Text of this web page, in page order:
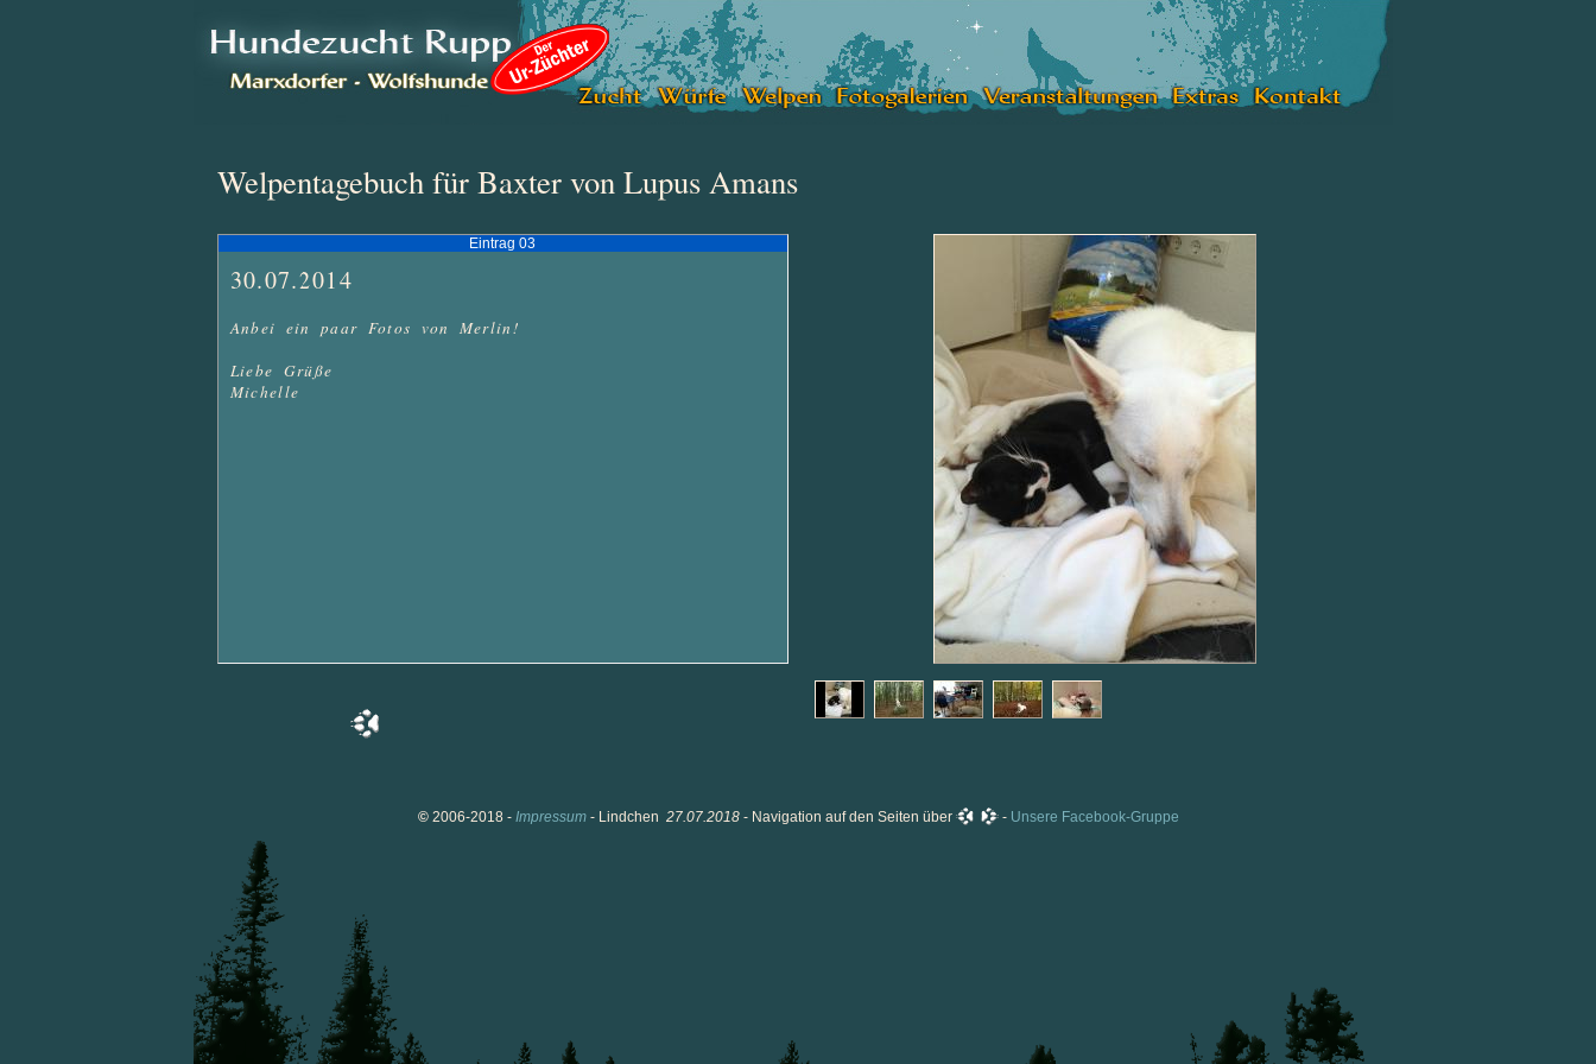
Welpentagebuch für Baxter von Lupus Amans
Eintrag 03
30.07.2014
Anbei ein paar Fotos von Merlin!
Liebe Grüße
Michelle
©2006-2018 - Impressum- Lindchen 27.07.2018- Navigation auf den Seiten über - Unsere Facebook-Gruppe